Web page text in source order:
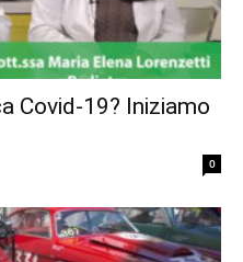
Covid-19? Iniziamo
0